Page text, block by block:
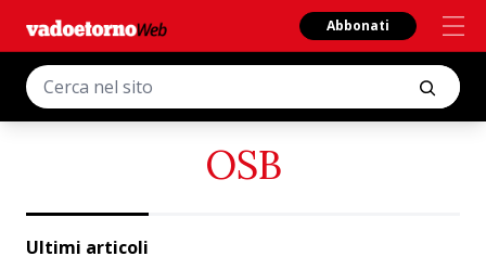
Abbonati
OSB
Ultimi articoli